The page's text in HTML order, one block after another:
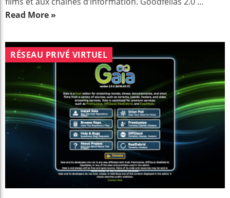
Read More »
RÉSEAU PRIVÉ VIRTUEL